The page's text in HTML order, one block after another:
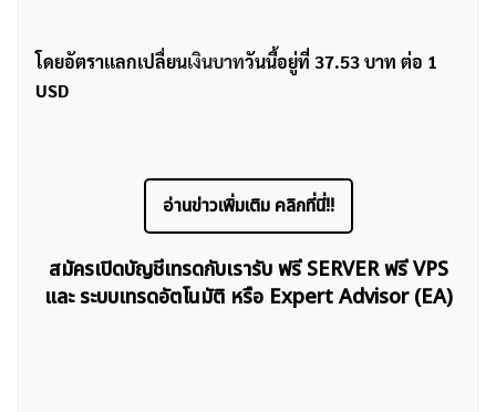
โดยอัตราเเลกเปลื่ยนเงินบาทวันนี้อยู่ที่ 37.53 บาท ต่อ 1
USD
อ่านข่าวเพิ่มเติม คลิกที่นี่!!
สมัครเปิดบัญชีเทรดกับเรารับ ฟรี SERVER ฟรี VPS
และ ระบบเทรดอัตโนมัติ หรือ Expert Advisor (EA)